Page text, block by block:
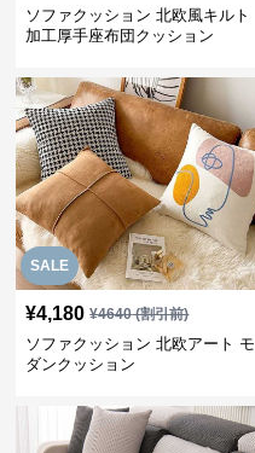
ソファクッション 北欧風キルト
加工厚手座布団クッション
SALE
¥4,180 ¥4640(割引前)
ソファクッション 北欧アート モ
ダンクッション